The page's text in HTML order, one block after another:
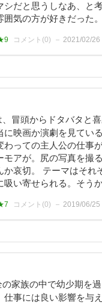
シだと思うしなあ、と
気の方が好きだった。
コメント(0) 2021/02/26
冒頭からドタバタと
に映画か演劇を見てい
わっての主人公の仕事
モアが。尻の写真を撮
か哀切。 テーマはそ
吸い寄せられる。そう
コメント(0) 2019/06/25
家族の中で幼少期を
事には良い影響を与